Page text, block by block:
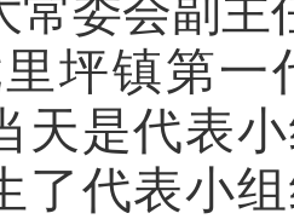
常委会副主
坪镇第一
天是代表
了代表小